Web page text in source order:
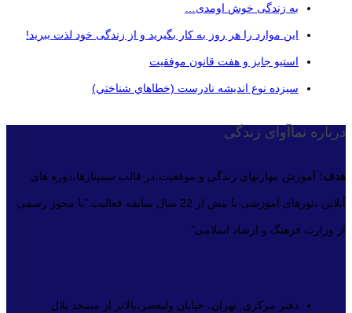
به زندگی خوش اومدی…
این موارد را هر روز به کار بگیرید و از زندگی خود لذت ببرید!
استیو جابز و هفت قانون موفقیت
سيزده نوع انديشه نادرست (خطاهاي شناختي)
درباره نماآوای زندگی
هدف: آموزش مهارتهای زندگی و موفقیت،در قالب سمینارها،دوره های
آنلاین ،تورهای آموزشی با بیش از 22 سال سابقه فعالیت.”با مجوز رسمی
از وزارت فرهنگ و ارشاد اسلامی”
دفتر مرکزی: تهران، خیابان ولیعصر،بالاتر از مسجد بلال